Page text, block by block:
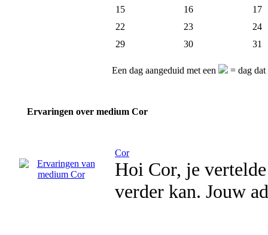
15
16
17
22
23
24
29
30 31
Een dag aangeduid met een = dag dat
Ervaringen over medium Cor
Cor
Hoi Cor, je
verder kan. Jouw